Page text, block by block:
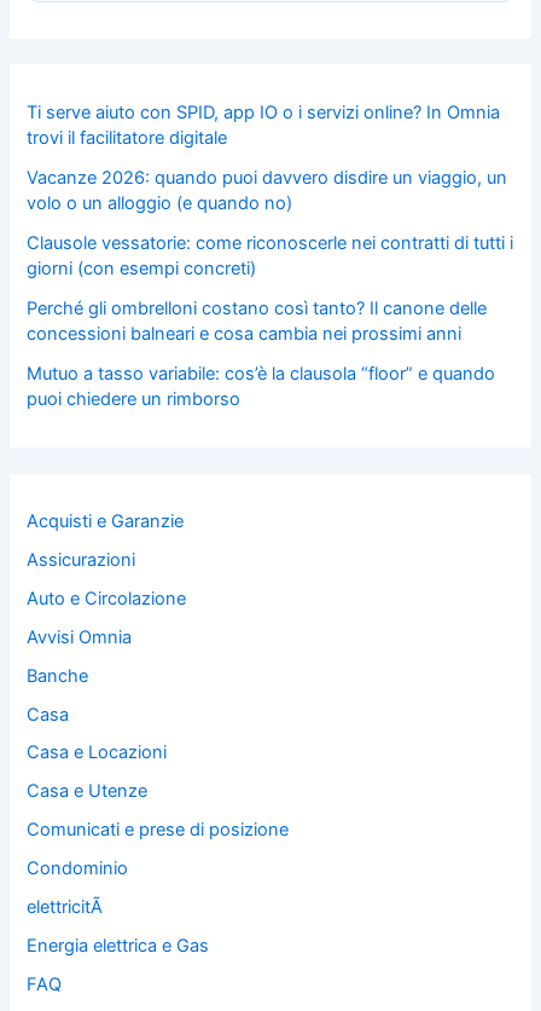
Ti serve aiuto con SPID, app IO o i servizi online? In Omnia
trovi il facilitatore digitale
Vacanze 2026: quando puoi davvero disdire un viaggio, un
volo o un alloggio (e quando no)
Clausole vessatorie: come riconoscerle nei contratti di tutti i
giorni (con esempi concreti)
Perché gli ombrelloni costano così tanto? Il canone delle
concessioni balneari e cosa cambia nei prossimi anni
Mutuo a tasso variabile: cos’è la clausola “floor” e quando
puoi chiedere un rimborso
Acquisti e Garanzie
Assicurazioni
Auto e Circolazione
Avvisi Omnia
Banche
Casa
Casa e Locazioni
Casa e Utenze
Comunicati e prese di posizione
Condominio
elettricitÃ
Energia elettrica e Gas
FAQ